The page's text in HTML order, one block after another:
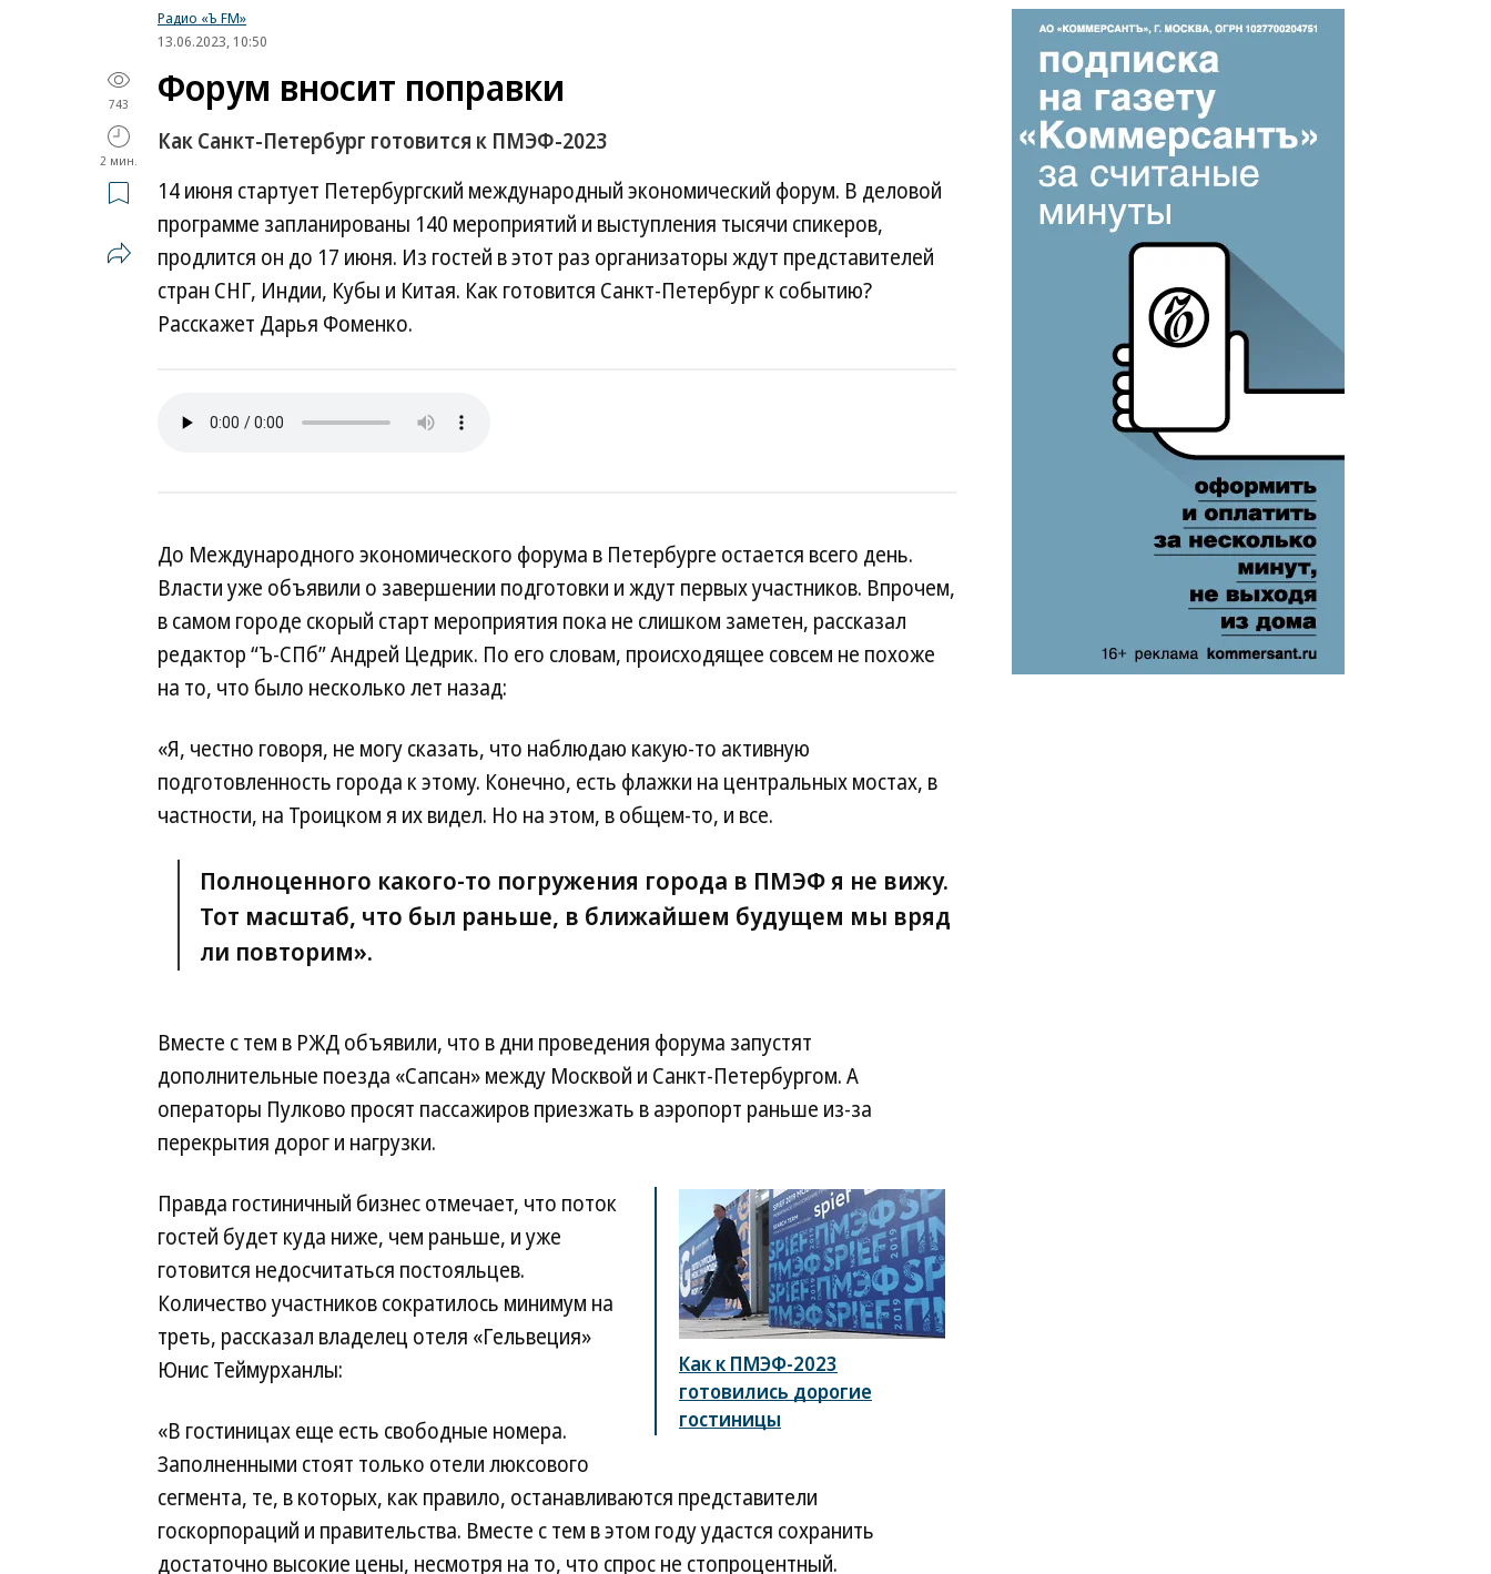
Радио «Ъ FM»
13.06.2023, 10:50
743
2 мин.
Форум вносит поправки
Как Санкт-Петербург готовится к ПМЭФ-2023
14 июня стартует Петербургский международный экономический форум. В деловой
программе запланированы 140 мероприятий и выступления тысячи спикеров,
продлится он до 17 июня. Из гостей в этот раз организаторы ждут представителей
стран СНГ, Индии, Кубы и Китая. Как готовится Санкт-Петербург к событию?
Расскажет Дарья Фоменко.
До Международного экономического форума в Петербурге остается всего день.
Власти уже объявили о завершении подготовки и ждут первых участников. Впрочем,
в самом городе скорый старт мероприятия пока не слишком заметен, рассказал
редактор “Ъ-СПб” Андрей Цедрик. По его словам, происходящее совсем не похоже
на то, что было несколько лет назад:
«Я, честно говоря, не могу сказать, что наблюдаю какую-то активную
подготовленность города к этому. Конечно, есть флажки на центральных мостах, в
частности, на Троицком я их видел. Но на этом, в общем-то, и все.
Полноценного какого-то погружения города в ПМЭФ я не вижу.
Тот масштаб, что был раньше, в ближайшем будущем мы вряд
ли повторим».
Вместе с тем в РЖД объявили, что в дни проведения форума запустят
дополнительные поезда «Сапсан» между Москвой и Санкт-Петербургом. А
операторы Пулково просят пассажиров приезжать в аэропорт раньше из-за
перекрытия дорог и нагрузки.
Как к ПМЭФ-2023
готовились дорогие
гостиницы
Правда гостиничный бизнес отмечает, что поток
гостей будет куда ниже, чем раньше, и уже
готовится недосчитаться постояльцев.
Количество участников сократилось минимум на
треть, рассказал владелец отеля «Гельвеция»
Юнис Теймурханлы:
«В гостиницах еще есть свободные номера.
Заполненными стоят только отели люксового
сегмента, те, в которых, как правило, останавливаются представители
госкорпораций и правительства. Вместе с тем в этом году удастся сохранить
достаточно высокие цены, несмотря на то, что спрос не стопроцентный.